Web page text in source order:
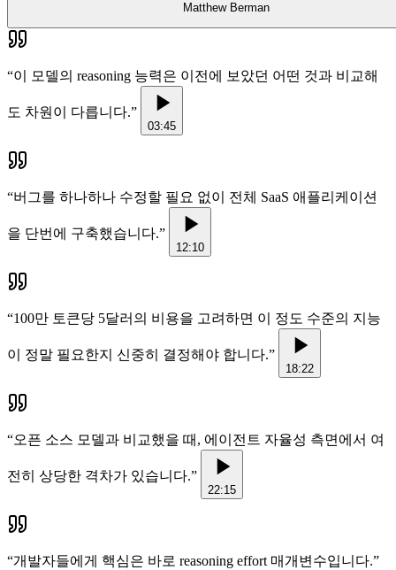
Matthew Berman
“이 모델의 reasoning 능력은 이전에 보았던 어떤 것과 비교해
도 차원이 다릅니다.”
03:45
“버그를 하나하나 수정할 필요 없이 전체 SaaS 애플리케이션
을 단번에 구축했습니다.”
12:10
“100만 토큰당 5달러의 비용을 고려하면 이 정도 수준의 지능
이 정말 필요한지 신중히 결정해야 합니다.”
18:22
“오픈 소스 모델과 비교했을 때, 에이전트 자율성 측면에서 여
전히 상당한 격차가 있습니다.”
22:15
“개발자들에게 핵심은 바로 reasoning effort 매개변수입니다.”